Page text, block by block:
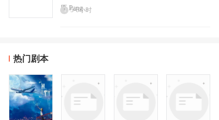
原 Pang
5-6小时
热门剧本